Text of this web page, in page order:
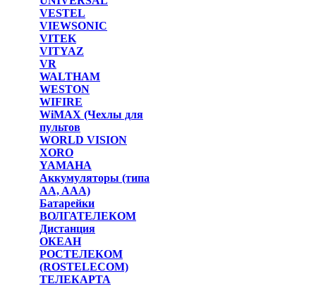
VESTEL
VIEWSONIC
VITEK
VITYAZ
VR
WALTHAM
WESTON
WIFIRE
WiMAX (Чехлы для
пультов
WORLD VISION
XORO
YAMAHA
Аккумуляторы (типа
AA, AAA)
Батарейки
ВОЛГАТЕЛЕКОМ
Дистанция
ОКЕАН
РОСТЕЛЕКОМ
(ROSTELECOM)
ТЕЛЕКАРТА